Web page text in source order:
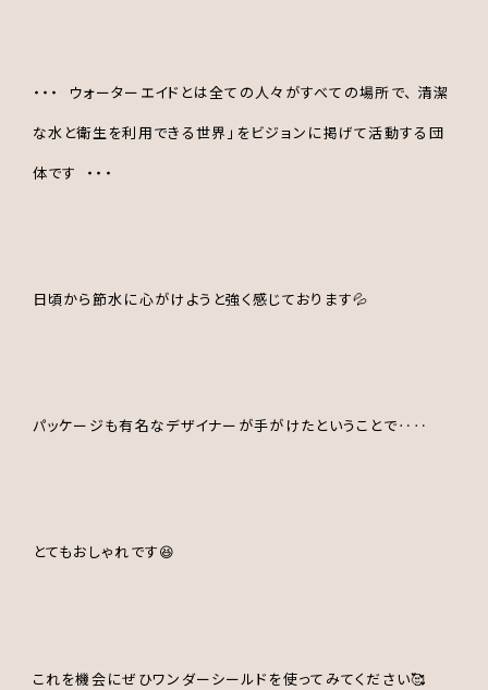
・・・ ウォーターエイドとは全ての人々がすべての場所で、 清潔
な水と衛生を利用できる世界」をビジョンに掲げて活動する団
体です ・・・
日頃から節水に心がけようと強く感じております💦
パッケージも有名なデザイナーが手がけたということで‥‥
とてもおしゃれです😆
これを機会にぜひワンダーシールドを使ってみてください🥰